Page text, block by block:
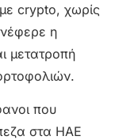
crypto, χωρίς
η
μετατροπή
που
στα ΗΑΕ